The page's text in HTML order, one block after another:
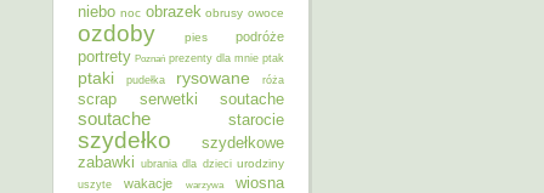
niebo noc obrazek obrusy owoce
ozdoby pies podróże
portrety Poznań prezenty dla mnie ptak
ptaki pudełka rysowane róża
scrap serwetki soutache
soutache starocie
szydełko
szydełkowe
zabawki ubrania dla dzieci urodziny
uszyte wakacje warzywa wiosna